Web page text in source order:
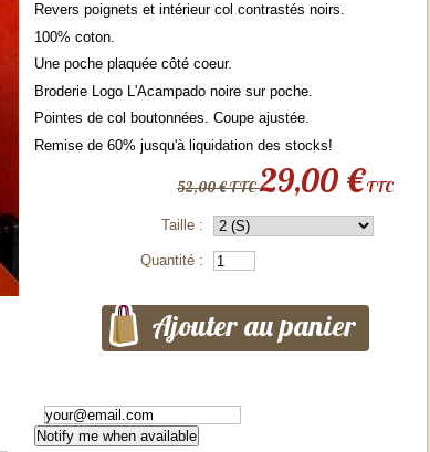
Revers poignets et intérieur col contrastés noirs.
100% coton.
Une poche plaquée côté coeur.
Broderie Logo L'Acampado noire sur poche.
Pointes de col boutonnées. Coupe ajustée.
Remise de 60% jusqu'à liquidation des stocks!
52,00 € TTC29,00 €TTC
Taille :
Quantité :
Notify me when available